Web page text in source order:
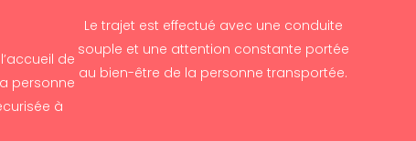
de
personne
à
Le trajet est effectué avec une conduite
souple et une attention constante portée
au bien-être de la personne transportée.